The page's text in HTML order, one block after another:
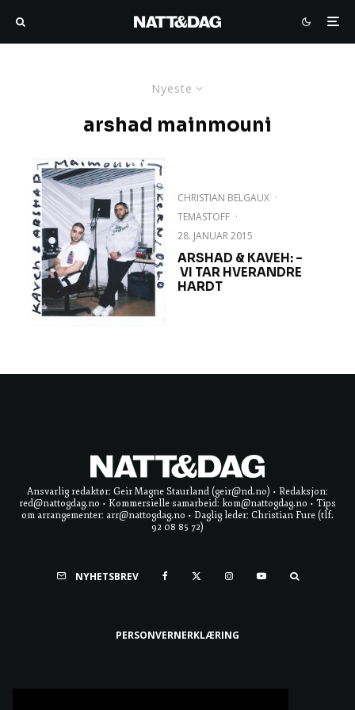
Nyeste
arshad mainmouni
CHRISTIAN BELGAUX ·
TEMASTOFF ·
28. JANUAR 2015
ARSHAD & KAVEH: –
VI TAR HVERANDRE
HARDT
Ansvarlig redaktør: Geir Magne Staurland (geir@nd.no) • Redaksjon:
red@nattogdag.no • Kommersielle samarbeid: kom@nattogdag.no • Tips
om arrangementer: arr@nattogdag.no • Daglig leder: Christian Fure (tlf.
92 08 85 72)
NYHETSBREV
PERSONVERNERKLÆRING